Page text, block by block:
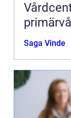
Saga Vinde